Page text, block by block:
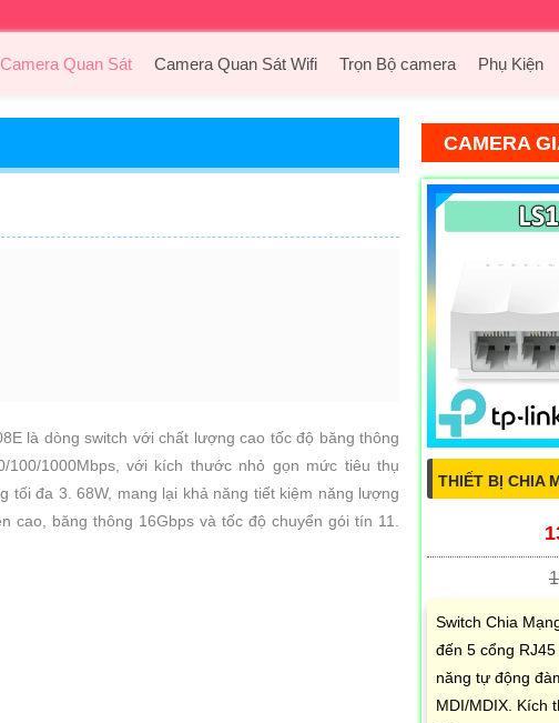
Camera Quan Sát Camera Quan Sát Wifi Trọn Bộ camera Phụ Kiện
là dòng switch với chất lượng cao tốc độ băng thông
100/1000Mbps, với kích thước nhỏ gọn mức tiêu thụ
tối đa 3. 68W, mang lại khả năng tiết kiệm năng lượng
cao, băng thông 16Gbps và tốc độ chuyển gói tín 11.
CAMERA
THIẾT BỊ CHIA
Switch Chia
đến 5 cổng
năng tự động
MDI/MDIX. Kích